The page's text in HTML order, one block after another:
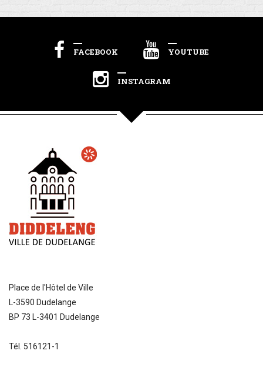
FACEBOOK YOUTUBE
INSTAGRAM
Place de l'Hôtel de Ville
L-3590 Dudelange
BP 73 L-3401 Dudelange
Tél. 516121-1